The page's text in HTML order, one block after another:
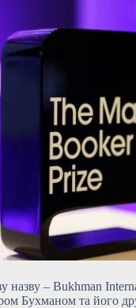
– Bukhman
Бухманом та його